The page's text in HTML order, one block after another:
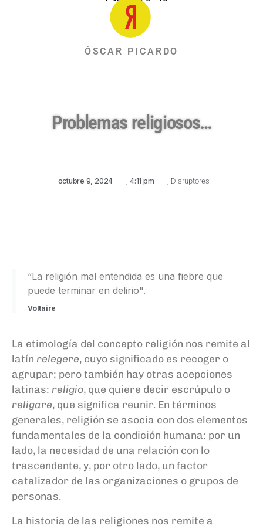
ÓSCAR PICARDO
Problemas religiosos…
octubre 9, 2024 , 4:11 pm , Disruptores
“La religión mal entendida es una fiebre que
puede terminar en delirio".
Voltaire
La etimología del concepto religión nos remite al
latín relegere, cuyo significado es recoger o
agrupar; pero también hay otras acepciones
latinas: religio, que quiere decir escrúpulo o
religare, que significa reunir. En términos
generales, religión se asocia con dos elementos
fundamentales de la condición humana: por un
lado, la necesidad de una relación con lo
trascendente, y, por otro lado, un factor
catalizador de las organizaciones o grupos de
personas.
La historia de las religiones nos remite a